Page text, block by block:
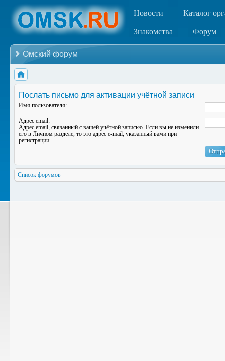
Новости Каталог
Знакомства Форум
Омский форум
Послать письмо для активации учётной записи
Имя пользователя:
Адрес email:
Адрес email, связанный с вашей учётной записью. Если вы не изменили
его в Личном разделе, то это адрес e-mail, указанный вами при
регистрации.
Список форумов